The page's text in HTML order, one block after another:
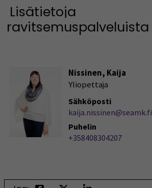
Lisätietoja
ravitsemuspalveluista
Nissinen, Kaija
Yliopettaja
Sähköposti
kaija.nissinen@seamk.fi
Puhelin
+358408304207